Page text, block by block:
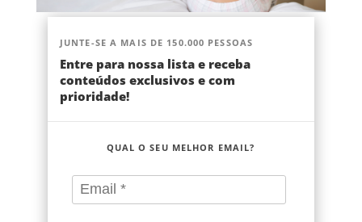
JUNTE-SE A MAIS DE 150.000 PESSOAS
Entre para nossa lista e receba
conteúdos exclusivos e com
prioridade!
QUAL O SEU MELHOR EMAIL?